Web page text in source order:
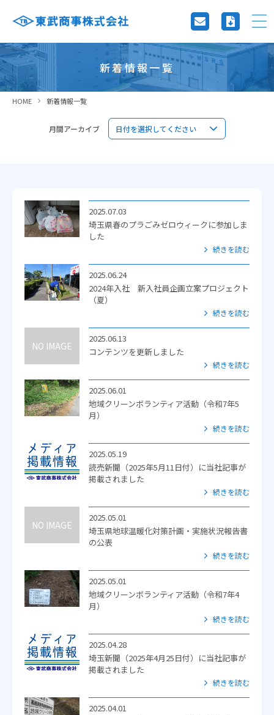
新着情報一覧
HOME 新着情報一覧
月間アーカイブ
2025.07.03
埼玉県春のプラごみゼロウィークに参加しま
した
続きを読む
2025.06.24
2024年入社 新入社員企画立案プロジェクト
（夏）
続きを読む
NO IMAGE
2025.06.13
コンテンツを更新しました
続きを読む
2025.06.01
地域クリーンボランティア活動（令和7年5
月）
続きを読む
2025.05.19
読売新聞（2025年5月11日付）に当社記事が
掲載されました
続きを読む
NO IMAGE
2025.05.01
埼玉県地球温暖化対策計画・実施状況報告書
の公表
続きを読む
2025.05.01
地域クリーンボランティア活動（令和7年4
月）
続きを読む
2025.04.28
埼玉新聞（2025年4月25日付）に当社記事が
掲載されました
続きを読む
2025.04.01